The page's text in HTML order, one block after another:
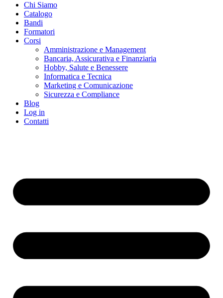
Chi Siamo
Catalogo
Bandi
Formatori
Corsi
Amministrazione e Management
Bancaria, Assicurativa e Finanziaria
Hobby, Salute e Benessere
Informatica e Tecnica
Marketing e Comunicazione
Sicurezza e Compliance
Blog
Log in
Contatti